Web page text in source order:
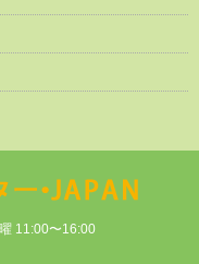
11:00〜16:00